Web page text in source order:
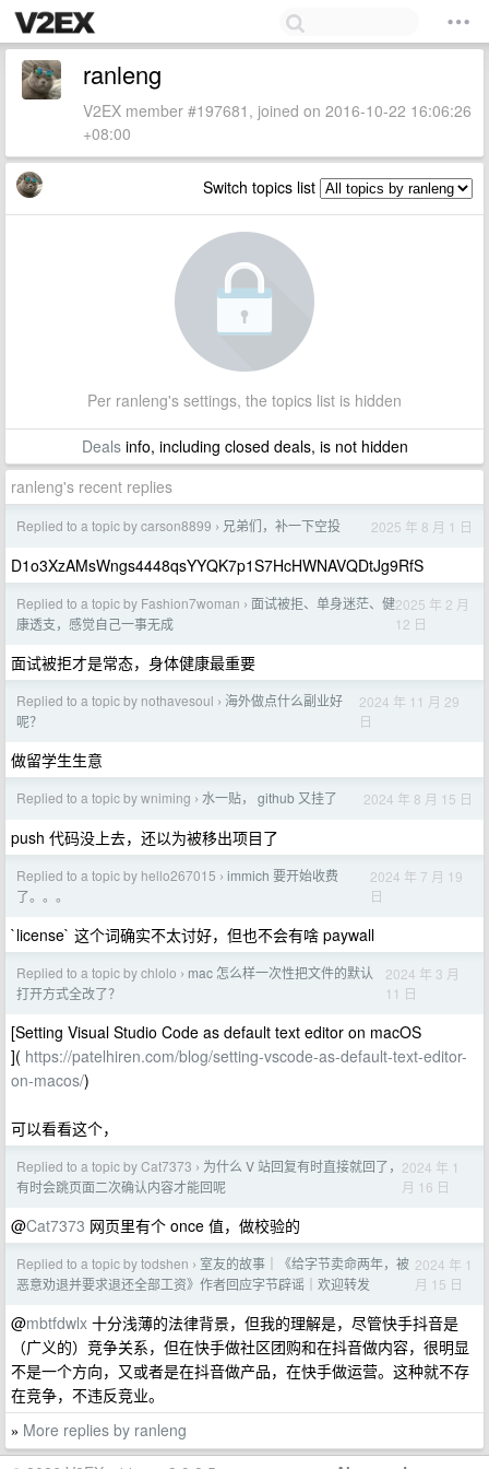
ranleng
V2EX member #197681, joined on 2016-10-22 16:06:26
+08:00
Switch topics list
Per ranleng's settings, the topics list is hidden
Dealsinfo, including closed deals, is not hidden
ranleng's recent replies
Replied to a topic by carson8899 › 兄弟们，补一下空投 2025 年 8 月 1 日
D1o3XzAMsWngs4448qsYYQK7p1S7HcHWNAVQDtJg9RfS
Replied to a topic by Fashion7woman › 面试被拒、单身迷茫、健
康透支，感觉自己一事无成
2025 年 2 月
12 日
面试被拒才是常态，身体健康最重要
Replied to a topic by nothavesoul › 海外做点什么副业好
呢？
2024 年 11 月 29
日
做留学生生意
Replied to a topic by wniming › 水一贴， github 又挂了 2024 年 8 月 15 日
push 代码没上去，还以为被移出项目了
Replied to a topic by hello267015 › immich 要开始收费
了。。。
2024 年 7 月 19
日
`license` 这个词确实不太讨好，但也不会有啥 paywall
Replied to a topic by chlolo › mac 怎么样一次性把文件的默认
打开方式全改了？
2024 年 3 月
11 日
[Setting Visual Studio Code as default text editor on macOS
]( https://patelhiren.com/blog/setting-vscode-as-default-text-editor-
on-macos/)
可以看看这个，
Replied to a topic by Cat7373 › 为什么 V 站回复有时直接就回了，
有时会跳页面二次确认内容才能回呢
2024 年 1
月 16 日
@Cat7373 网页里有个 once 值，做校验的
Replied to a topic by todshen › 室友的故事｜《给字节卖命两年，被
恶意劝退并要求退还全部工资》作者回应字节辟谣｜欢迎转发
2024 年 1
月 15 日
@mbtfdwlx 十分浅薄的法律背景，但我的理解是，尽管快手抖音是
（广义的）竞争关系，但在快手做社区团购和在抖音做内容，很明显
不是一个方向，又或者是在抖音做产品，在快手做运营。这种就不存
在竞争，不违反竞业。
» More replies by ranleng